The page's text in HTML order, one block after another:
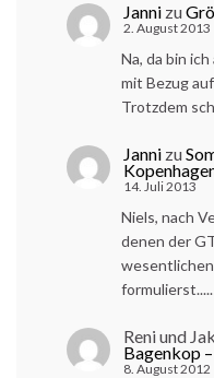
Janni zu
2. August 2013
Na, da bin
mit Bezug
Trotzdem
Janni zu
14. Juli 2013
Niels, nach
denen der
Reni und
Bagenkop
8. August 2012